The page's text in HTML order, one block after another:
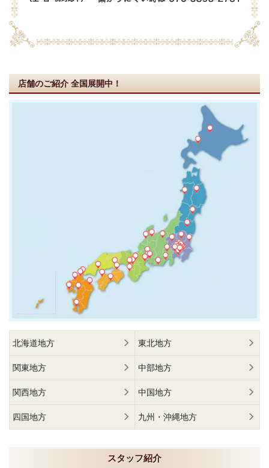
店舗のご紹介 全国展開中！
北海道地方 東北地方
関東地方 中部地方
関西地方 中国地方
四国地方 九州・沖縄地方
スタッフ紹介